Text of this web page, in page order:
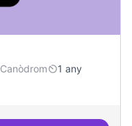
1 any